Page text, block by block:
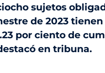
sujetos
de 2023
por ciento de
en tribuna.